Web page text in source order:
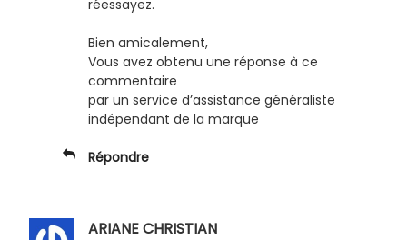
réessayez.
Bien amicalement,
Vous avez obtenu une réponse à ce
commentaire
par un service d’assistance généraliste
indépendant de la marque
Répondre
ARIANE CHRISTIAN